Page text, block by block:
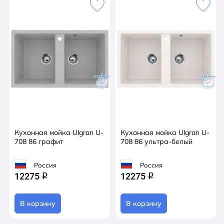
Кухонная мойка Ulgran U-
708 86 графит
Россия
12275 q
В корзину
Кухонная мойка Ulgran U-
708 86 ультра-белый
Россия
12275 q
В корзину